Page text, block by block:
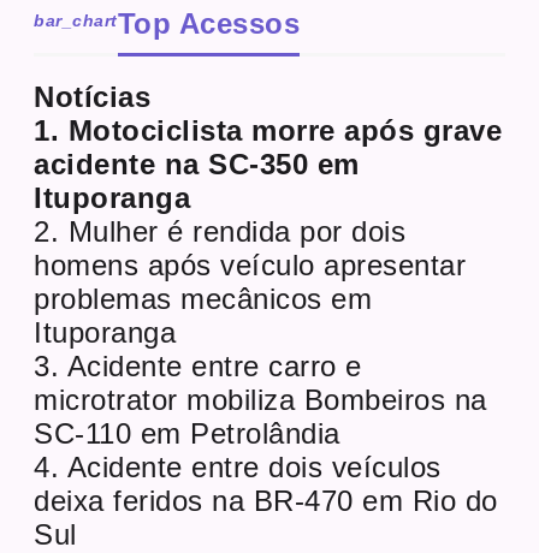
bar_chartTop Acessos
Notícias
1. Motociclista morre após grave
acidente na SC-350 em
Ituporanga
2. Mulher é rendida por dois
homens após veículo apresentar
problemas mecânicos em
Ituporanga
3. Acidente entre carro e
microtrator mobiliza Bombeiros na
SC-110 em Petrolândia
4. Acidente entre dois veículos
deixa feridos na BR-470 em Rio do
Sul